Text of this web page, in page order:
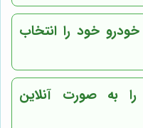
خود را انتخاب
به صورت آنلاین